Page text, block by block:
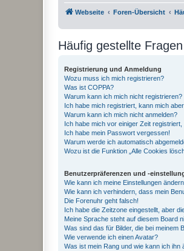
Webseite Foren-Übersicht
Häufig gestellte Fragen
Registrierung und Anmeldung
Wozu muss ich mich registrieren?
Was ist COPPA?
Warum kann ich mich nicht registrieren?
Ich habe mich registriert, kann mich
Warum kann ich mich nicht anmelden?
Ich habe mich vor einiger Zeit
Ich habe mein Passwort vergessen!
Warum werde ich automatisch
Wozu ist die Funktion „Alle Cookies
Benutzerpräferenzen und -
Wie kann ich meine Einstellungen
Wie kann ich verhindern, dass mein
Die Forenuhr geht falsch!
Ich habe die Zeitzone eingestellt, aber
Meine Sprache steht auf diesem Board
Was sind das für Bilder, die bei meinem
Wie verwende ich einen Avatar?
Was ist mein Rang und wie kann ich ihn